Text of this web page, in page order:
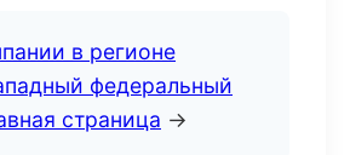
в регионе
федеральный
страница →